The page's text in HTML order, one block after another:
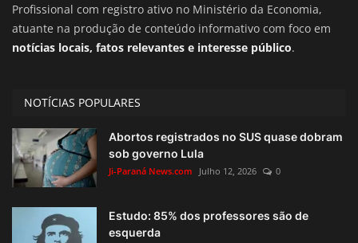
Profissional com registro ativo no Ministério da Economia,
atuante na produção de conteúdo informativo com foco em
notícias locais, fatos relevantes e interesse público.
NOTÍCIAS POPULARES
Abortos registrados no SUS quase dobram
sob governo Lula
Ji-Paraná News.com Julho 12, 2026 0
Estudo: 85% dos professores são de
esquerda